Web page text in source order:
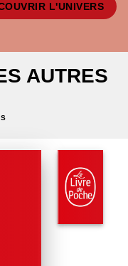
L'UNIVERS
AUTRES